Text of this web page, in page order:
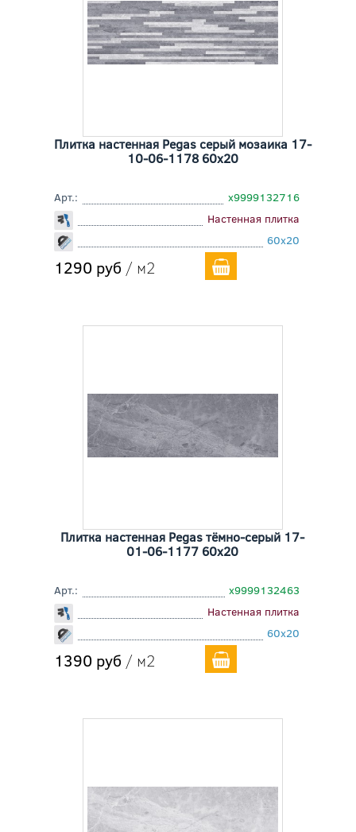
Плитка настенная Pegas серый мозаика 17-
10-06-1178 60x20
Арт.:
х9999132716
Настенная плитка
60x20
1290 руб / м2
Плитка настенная Pegas тёмно-серый 17-
01-06-1177 60x20
Арт.:
х9999132463
Настенная плитка
60x20
1390 руб / м2